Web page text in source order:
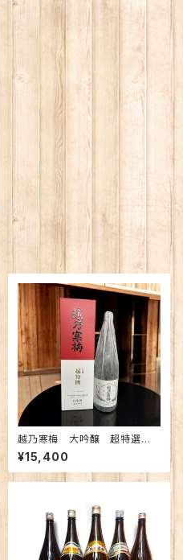
越乃寒梅 大吟醸 超特選 1.
8Ｌ 【限定】
¥15,400